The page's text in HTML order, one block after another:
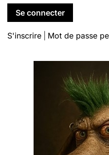
S'inscrire Mot de passe